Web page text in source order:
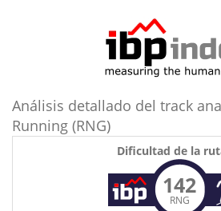
Análisis detallado del track
Running (RNG)
Dificultad de la
142
RNG